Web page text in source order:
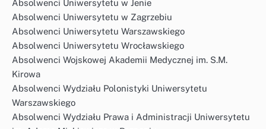
Absolwenci Uniwersytetu w Jenie
Absolwenci Uniwersytetu w Zagrzebiu
Absolwenci Uniwersytetu Warszawskiego
Absolwenci Uniwersytetu Wrocławskiego
Absolwenci Wojskowej Akademii Medycznej im. S.M.
Kirowa
Absolwenci Wydziału Polonistyki Uniwersytetu
Warszawskiego
Absolwenci Wydziału Prawa i Administracji Uniwersytetu